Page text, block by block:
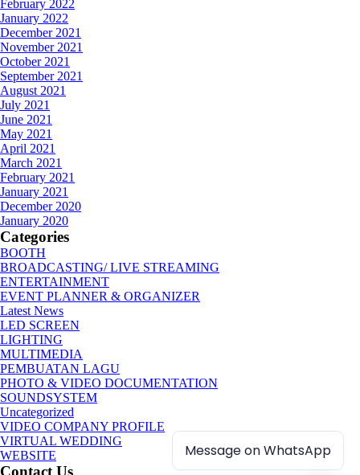
February 2022
January 2022
December 2021
November 2021
October 2021
September 2021
August 2021
July 2021
June 2021
May 2021
April 2021
March 2021
February 2021
January 2021
December 2020
January 2020
Categories
BOOTH
BROADCASTING/ LIVE STREAMING
ENTERTAINMENT
EVENT PLANNER & ORGANIZER
Latest News
LED SCREEN
LIGHTING
MULTIMEDIA
PEMBUATAN LAGU
PHOTO & VIDEO DOCUMENTATION
SOUNDSYSTEM
Uncategorized
VIDEO COMPANY PROFILE
VIRTUAL WEDDING
WEBSITE
Contact Us
Message on WhatsApp